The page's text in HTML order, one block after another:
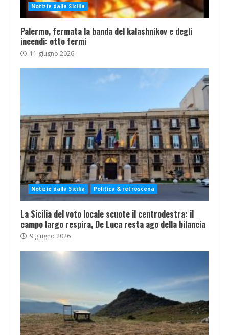
Notizie dalla Sicilia
Palermo, fermata la banda del kalashnikov e degli
incendi: otto fermi
11 giugno 2026
Notizie dalla Sicilia Politica & retroscena
La Sicilia del voto locale scuote il centrodestra: il
campo largo respira, De Luca resta ago della bilancia
9 giugno 2026